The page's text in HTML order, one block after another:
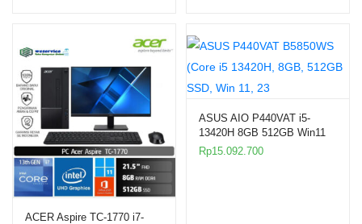
ACER Aspire TC-1770 i7-
ASUS AIO P440VAT i5-
13420H 8GB 512GB Win11
23.8″ Touch
Rp15.092.700